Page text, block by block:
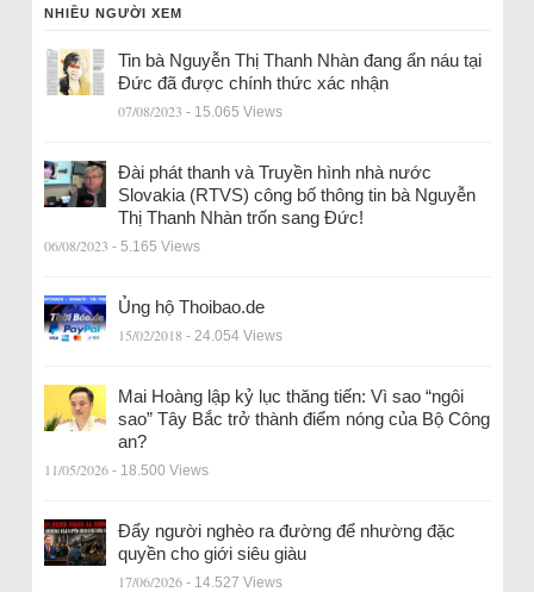
NHIỀU NGƯỜI XEM
Tin bà Nguyễn Thị Thanh Nhàn đang ẩn náu tại
Đức đã được chính thức xác nhận
07/08/2023 - 15.065 Views
Đài phát thanh và Truyền hình nhà nước
Slovakia (RTVS) công bố thông tin bà Nguyễn
Thị Thanh Nhàn trốn sang Đức!
06/08/2023 - 5.165 Views
Ủng hộ Thoibao.de
15/02/2018 - 24.054 Views
Mai Hoàng lập kỷ lục thăng tiến: Vì sao “ngôi
sao” Tây Bắc trở thành điểm nóng của Bộ Công
an?
11/05/2026 - 18.500 Views
Đẩy người nghèo ra đường để nhường đặc
quyền cho giới siêu giàu
17/06/2026 - 14.527 Views